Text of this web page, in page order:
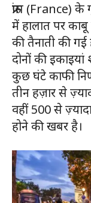
फ्रांस (France) के
में हालात पर
की तैनाती की
दोनों की
कुछ घंटे काफी
तीन हज़ार से
वहीं 500 से
होने की खबर है।